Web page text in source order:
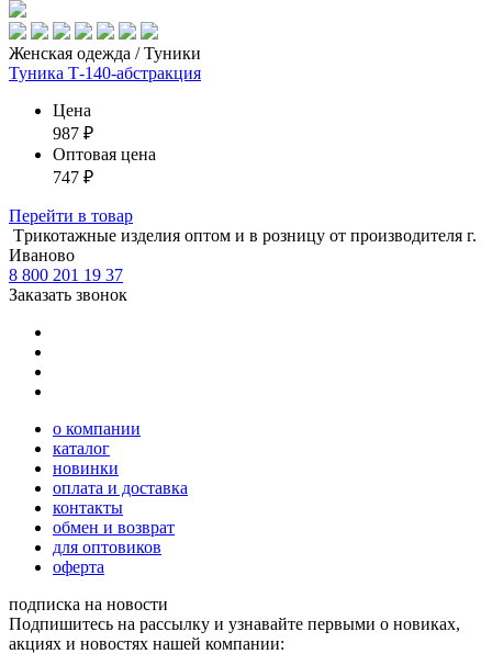
Женская одежда / Туники
Туника Т-140-абстракция
Цена
987 ₽
Оптовая цена
747 ₽
Перейти в товар
Tрикотажные изделия оптом и в розницу от производителя г.
Иваново
8 800 201 19 37
Заказать звонок
о компании
каталог
новинки
оплата и доставка
контакты
обмен и возврат
для оптовиков
оферта
подписка на новости
Подпишитесь на рассылку и узнавайте первыми о новиках,
акциях и новостях нашей компании: